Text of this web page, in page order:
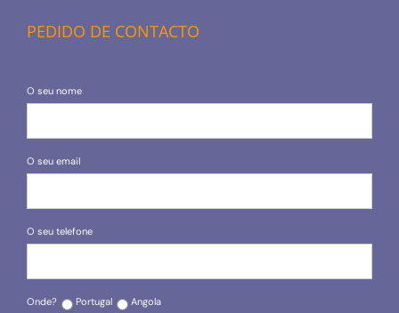
PEDIDO DE CONTACTO
O seu nome
O seu email
O seu telefone
Onde? Portugal Angola